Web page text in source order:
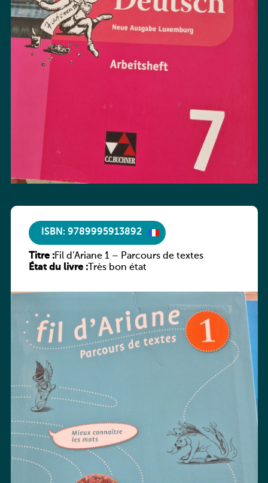
ISBN: 9789995913892
Titre :Fil d’Ariane 1 – Parcours de textes
État du livre :Très bon état